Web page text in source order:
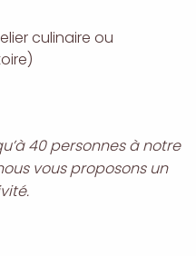
culinaire ou
40 personnes à notre
vous proposons un